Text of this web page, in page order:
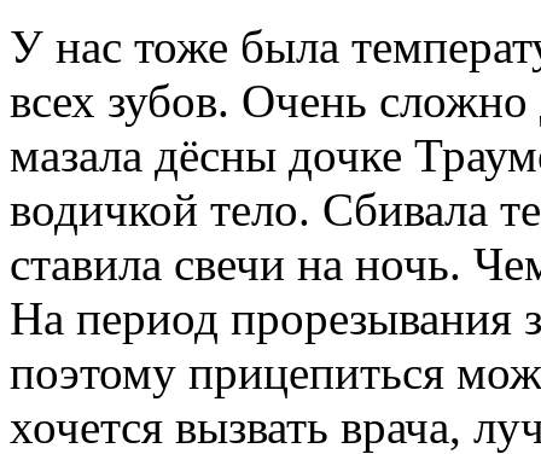
У нас тоже была
всех зубов. Очень
мазала дёсны дочке
водичкой тело. Сбивала
ставила свечи на ночь.
На период прорезывания
поэтому прицепиться
хочется вызвать врача,